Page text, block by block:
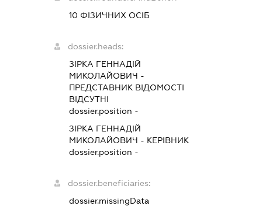
10 ФІЗИЧНИХ ОСІБ
dossier.heads:
ЗІРКА ГЕННАДІЙ
МИКОЛАЙОВИЧ -
ПРЕДСТАВНИК ВІДОМОСТІ
ВІДСУТНІ
dossier.position -
ЗІРКА ГЕННАДІЙ
МИКОЛАЙОВИЧ - КЕРІВНИК
dossier.position -
dossier.beneficiaries:
dossier.missingData